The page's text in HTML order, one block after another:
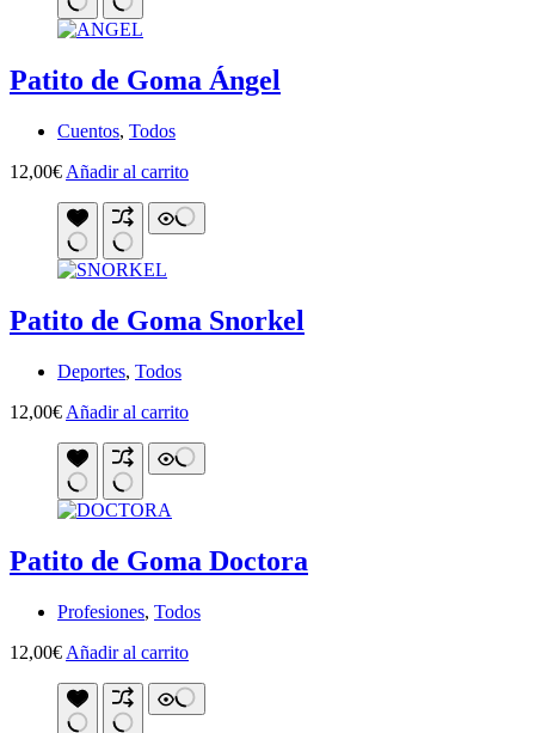
Patito de Goma Ángel
Cuentos, Todos
12,00€ Añadir al carrito
Patito de Goma Snorkel
Deportes, Todos
12,00€ Añadir al carrito
Patito de Goma Doctora
Profesiones, Todos
12,00€ Añadir al carrito